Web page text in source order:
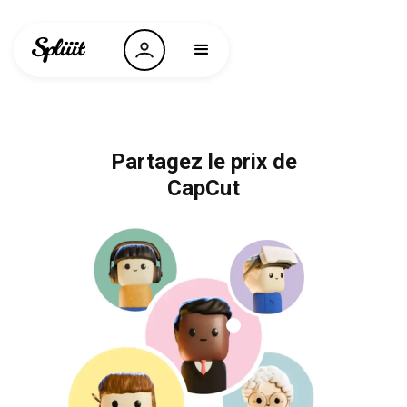
Partagez le prix de
CapCut
Nintendo Switch
Strava
Microsoft 365
Le Monde
Amazon Prime